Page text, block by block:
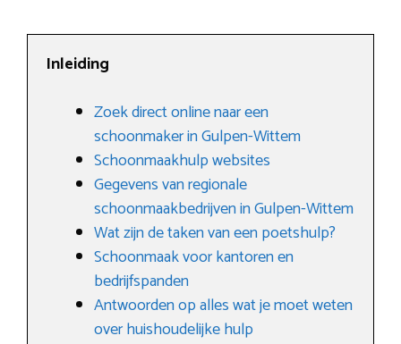
Inleiding
Zoek direct online naar een
schoonmaker in Gulpen-Wittem
Schoonmaakhulp websites
Gegevens van regionale
schoonmaakbedrijven in Gulpen-Wittem
Wat zijn de taken van een poetshulp?
Schoonmaak voor kantoren en
bedrijfspanden
Antwoorden op alles wat je moet weten
over huishoudelijke hulp